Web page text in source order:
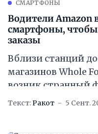
CМАРТФОНЫ
Водители Amazon
смартфоны,
заказы
Вблизи станций
магазинов Whole
возник странный
буквальном
Текст:Ракот 5 Сент.